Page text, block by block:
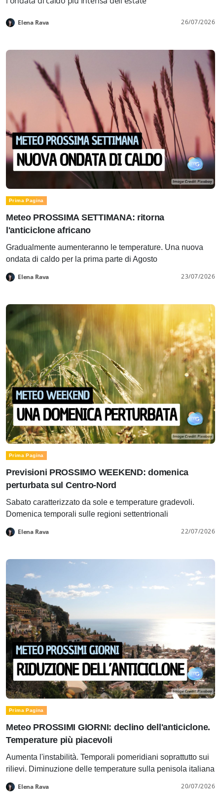
Elena Rava 26/07/2026
Prima Pagina
Meteo PROSSIMA SETTIMANA: ritorna
l'anticiclone africano
Gradualmente aumenteranno le temperature. Una nuova
ondata di caldo per la prima parte di Agosto
Elena Rava 23/07/2026
Prima Pagina
Previsioni PROSSIMO WEEKEND: domenica
perturbata sul Centro-Nord
Sabato caratterizzato da sole e temperature gradevoli.
Domenica temporali sulle regioni settentrionali
Elena Rava 22/07/2026
Prima Pagina
Meteo PROSSIMI GIORNI: declino dell'anticiclone.
Temperature più piacevoli
Aumenta l'instabilità. Temporali pomeridiani soprattutto sui
rilievi. Diminuzione delle temperature sulla penisola italiana
Elena Rava 20/07/2026